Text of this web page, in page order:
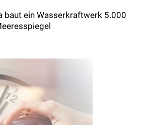
baut ein Wasserkraftwerk 5.000